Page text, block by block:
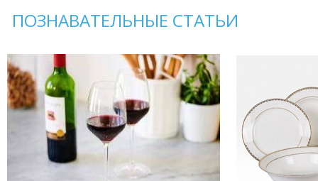
ПОЗНАВАТЕЛЬНЫЕ СТАТЬИ